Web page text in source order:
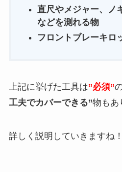
直尺やメジャー、ノ
などを測れる物
フロントブレーキロ
上記に挙げた工具は”必須”
工夫でカバーできる”物もあ
詳しく説明していきますね！